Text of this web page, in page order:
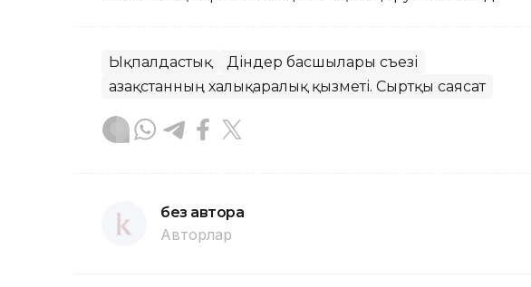
Ықпалдастық
Діндер басшылары съезі
Қазақстанның халықаралық қызметі. Сыртқы саясат
без автора
Авторлар